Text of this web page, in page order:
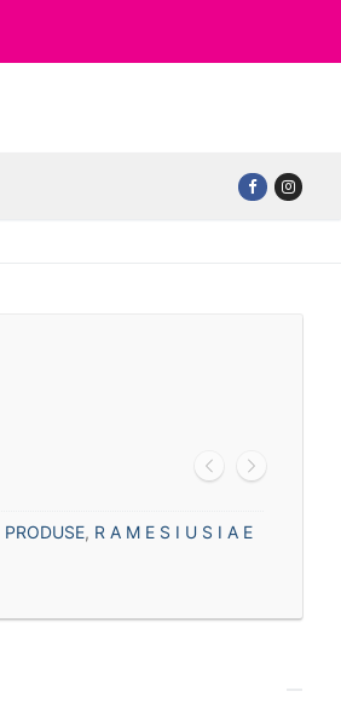
PRODUSE, R A M E S I U S I A E